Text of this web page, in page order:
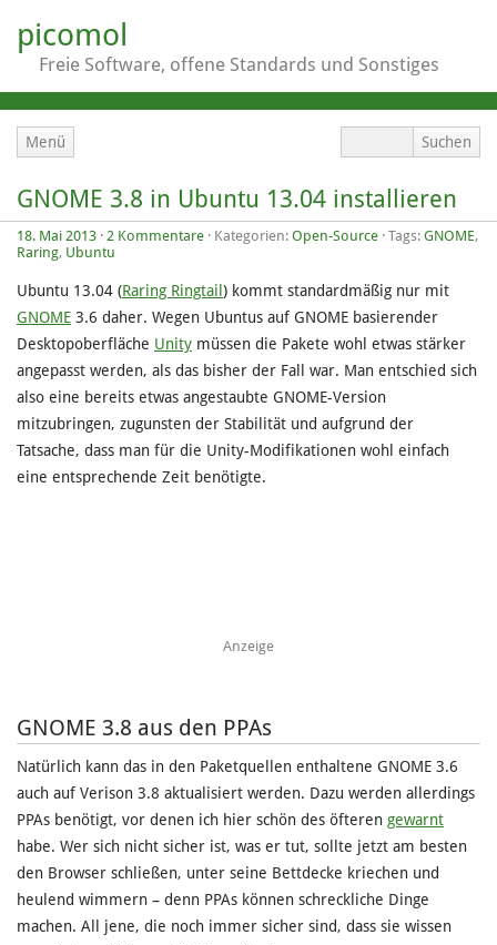
picomol
Freie Software, offene Standards und Sonstiges
Menü
GNOME 3.8 in Ubuntu 13.04 installieren
18. Mai 2013 · 2 Kommentare · Kategorien: Open-Source · Tags: GNOME,
Raring, Ubuntu
Ubuntu 13.04 (Raring Ringtail ) kommt standardmäßig nur mit
GNOME 3.6 daher. Wegen Ubuntus auf GNOME basierender
Desktopoberfläche Unity müssen die Pakete wohl etwas stärker
angepasst werden, als das bisher der Fall war. Man entschied sich
also eine bereits etwas angestaubte GNOME-Version
mitzubringen, zugunsten der Stabilität und aufgrund der
Tatsache, dass man für die Unity-Modifikationen wohl einfach
eine entsprechende Zeit benötigte.
Anzeige
GNOME 3.8 aus den PPAs
Natürlich kann das in den Paketquellen enthaltene GNOME 3.6
auch auf Verison 3.8 aktualisiert werden. Dazu werden allerdings
PPAs benötigt, vor denen ich hier schön des öfteren gewarnt
habe. Wer sich nicht sicher ist, was er tut, sollte jetzt am besten
den Browser schließen, unter seine Bettdecke kriechen und
heulend wimmern – denn PPAs können schreckliche Dinge
machen. All jene, die noch immer sicher sind, dass sie wissen